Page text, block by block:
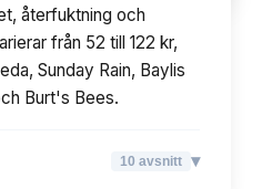
återfuktning och
från 52 till 122 kr,
Sunday Rain, Baylis
Burt's Bees.
10 avsnitt ▾